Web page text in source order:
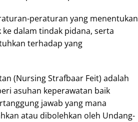
peraturan yang menentukan
dalam tindak pidana, serta
terhadap yang
(Nursing Strafbaar Feit) adalah
asuhan keperawatan baik
jawab yang mana
atau dibolehkan oleh Undang-